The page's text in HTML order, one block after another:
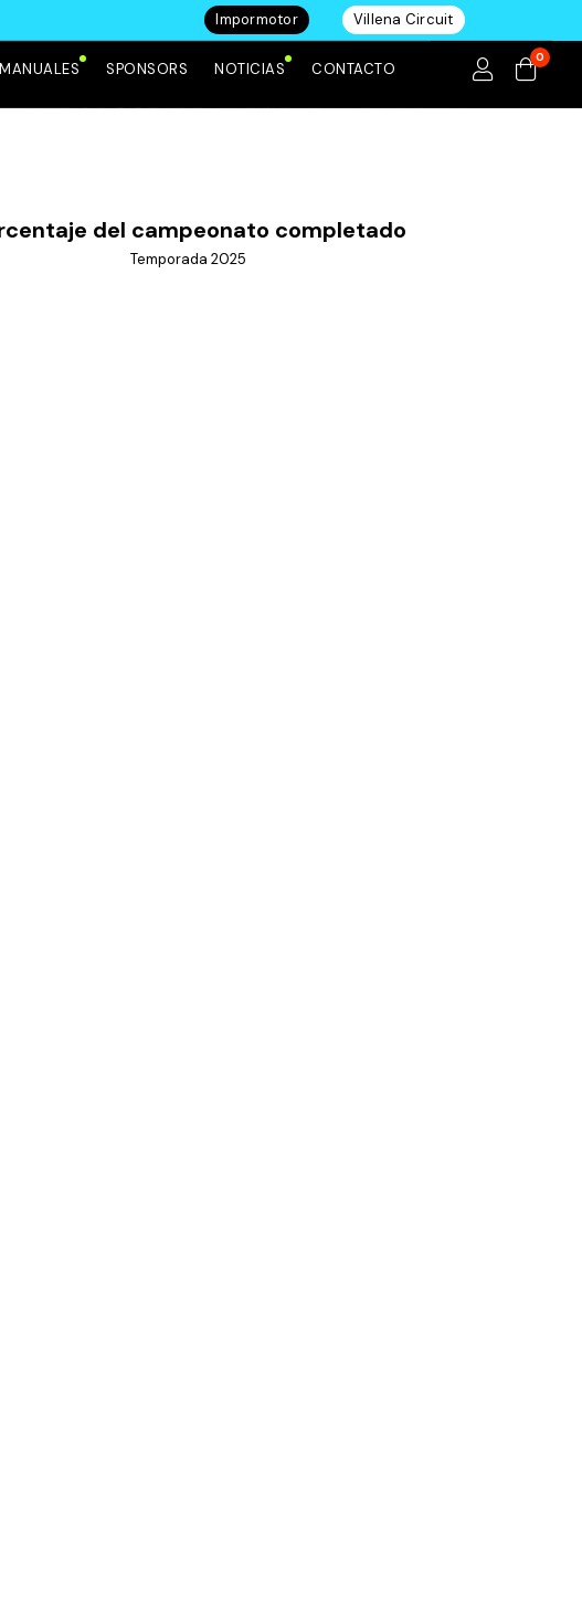
Impormotor Villena Circuit
MANUALES SPONSORS NOTICIAS CONTACTO
0
del campeonato completado
Temporada 2025